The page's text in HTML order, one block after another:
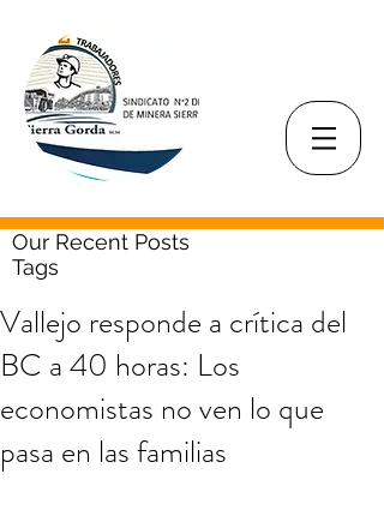
Our Recent Posts
Tags
Vallejo responde a crítica del
BC a 40 horas: Los
economistas no ven lo que
pasa en las familias